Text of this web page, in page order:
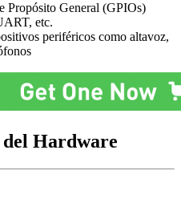
Propósito General (GPIOs)
etc.
periféricos como altavoz,
Hardware